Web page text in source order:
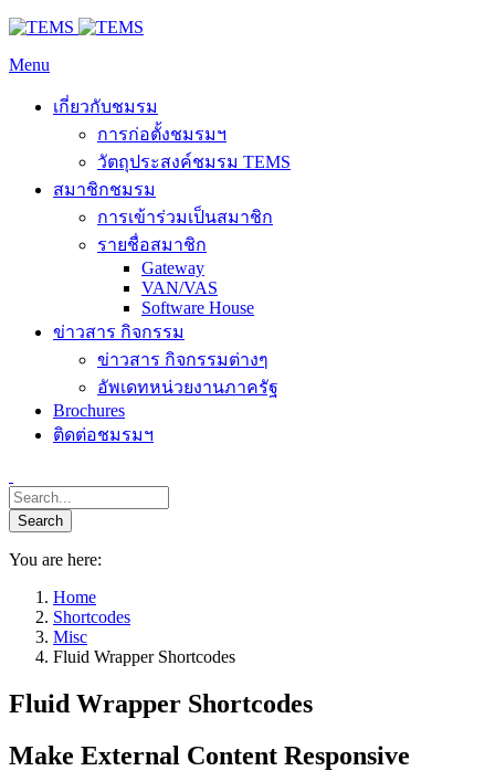
Menu
เกี่ยวกับชมรม
การก่อตั้งชมรมฯ
วัตถุประสงค์ชมรม TEMS
สมาชิกชมรม
การเข้าร่วมเป็นสมาชิก
รายชื่อสมาชิก
Gateway
VAN/VAS
Software House
ข่าวสาร กิจกรรม
ข่าวสาร กิจกรรมต่างๆ
อัพเดทหน่วยงานภาครัฐ
Brochures
ติดต่อชมรมฯ
You are here:
Home
Shortcodes
Misc
Fluid Wrapper Shortcodes
Fluid Wrapper Shortcodes
Make External Content Responsive